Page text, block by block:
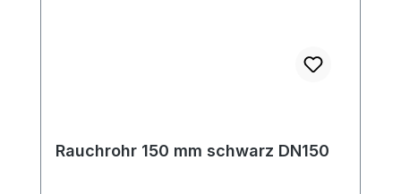
Rauchrohr 150 mm schwarz DN150